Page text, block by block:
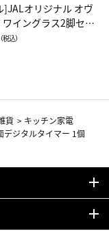
]JALオリジナル オヴ
ワイングラス2脚セッ
ワイン）
（税込）
貨 > キッチン家電
デジタルタイマー 1個